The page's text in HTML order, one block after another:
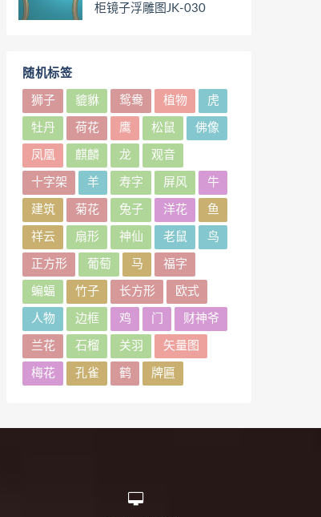
柜镜子浮雕图JK-030
随机标签
狮子 貔貅 鸳鸯 植物 虎
牡丹 荷花 鹰 松鼠 佛像
凤凰 麒麟 龙 观音
十字架 羊 寿字 屏风 牛
建筑 菊花 兔子 洋花 鱼
祥云 扇形 神仙 老鼠 鸟
正方形 葡萄 马 福字
蝙蝠 竹子 长方形 欧式
人物 边框 鸡 门 财神爷
兰花 石榴 关羽 矢量图
梅花 孔雀 鹤 牌匾